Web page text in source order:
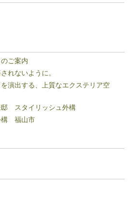
ご案内
れないように。
演出する、上質なエクステリア空
スタイリッシュ外構
構 福山市